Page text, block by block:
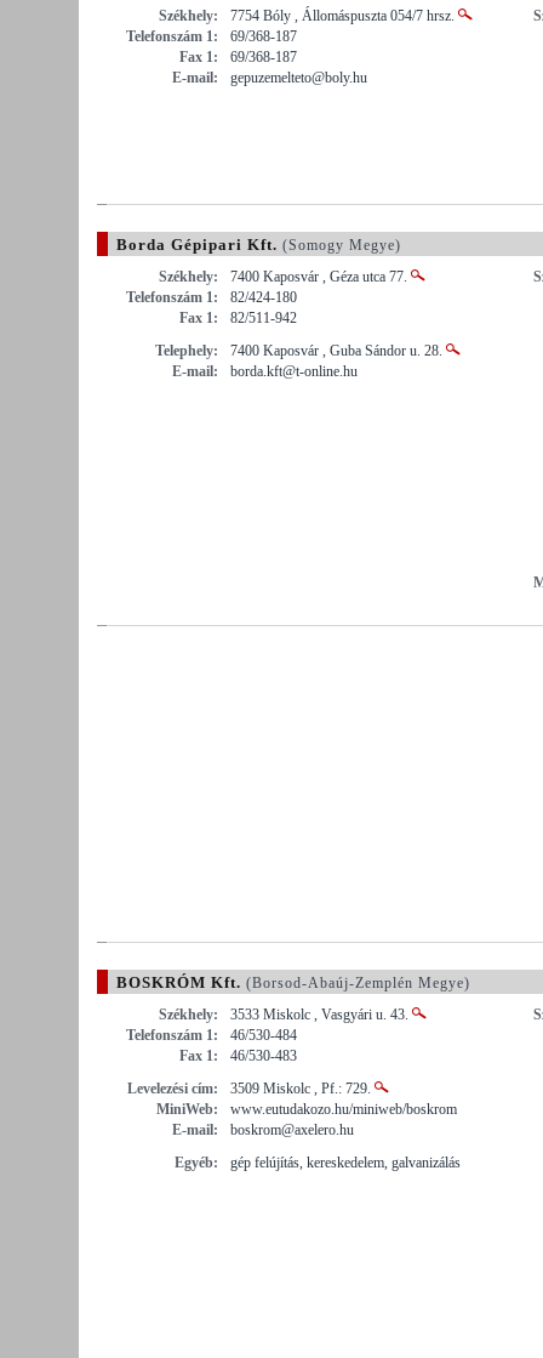
Székhely:
7754 Bóly , Állomáspuszta 054/7 hrsz.
Telefonszám 1:
69/368-187
Fax 1:
69/368-187
E-mail:
gepuzemelteto@boly.hu
Borda Gépipari Kft. (Somogy Megye)
Székhely:
7400 Kaposvár , Géza utca 77.
Telefonszám 1:
82/424-180
Fax 1:
82/511-942
Telephely:
7400 Kaposvár , Guba Sándor u. 28.
E-mail:
borda.kft@t-online.hu
BOSKRÓM Kft. (Borsod-Abaúj-Zemplén Megye)
Székhely:
3533 Miskolc , Vasgyári u. 43.
Telefonszám 1:
46/530-484
Fax 1:
46/530-483
Levelezési cím:
3509 Miskolc , Pf.: 729.
MiniWeb:
www.eutudakozo.hu/miniweb/boskrom
E-mail:
boskrom@axelero.hu
Egyéb:
gép felújítás, kereskedelem, galvanizálás